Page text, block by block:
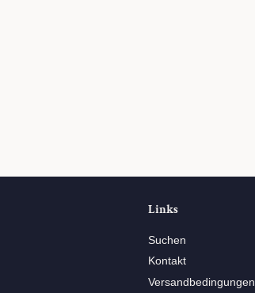
Links
Suchen
Kontakt
Versandbedingungen